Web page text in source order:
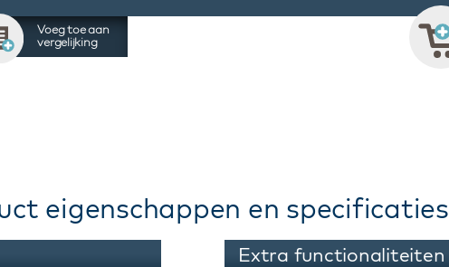
Voeg toe aan
vergelijking
eigenschappen en specificaties
Extra functionaliteiten